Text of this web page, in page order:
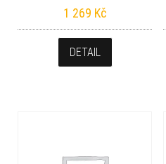
1 269 Kč
DETAIL